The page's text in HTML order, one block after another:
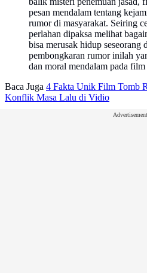
pesan mendalam tentang
rumor di masyarakat. Seiring
perlahan dipaksa melihat
bisa merusak hidup seseorang
pembongkaran rumor inilah
dan moral mendalam pada film
Baca Juga 4 Fakta Unik Film Tomb
Konflik Masa Lalu di Vidio
Advertisement